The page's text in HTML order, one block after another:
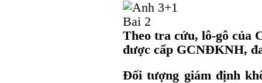
Theo tra cứu, lô-gô của
được cấp GCNĐKNH,
Đối tượng giám định